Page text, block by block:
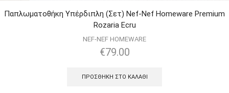
Παπλωματοθήκη Υπέρδιπλη (Σετ) Nef-Nef Homeware Premium
Rozaria Ecru
NEF-NEF HOMEWARE
€79.00
ΠΡΟΣΘΉΚΗ ΣΤΟ ΚΑΛΆΘΙ